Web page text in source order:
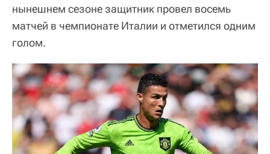
нынешнем сезоне защитник провел восемь
матчей в чемпионате Италии и отметился одним
голом.